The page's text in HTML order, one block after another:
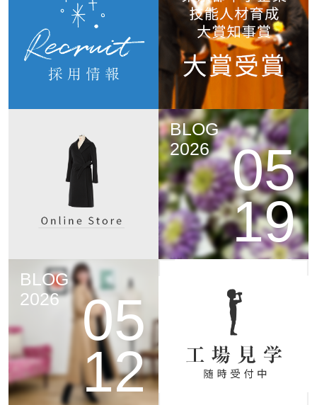
BLOG
2026
05
19
BLOG
2026
05
12